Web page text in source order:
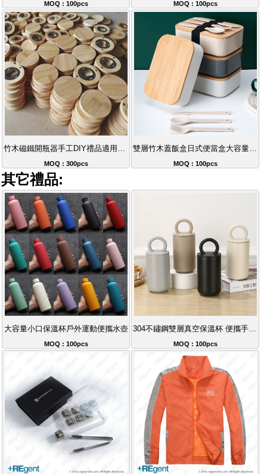
MOQ : 100pcs MOQ : 100pcs
MOQ : 300pcs
雙層竹木蓋飯盒日式便當盒大容量分格便盒
MOQ : 100pcs
其它禮品:
大容量小口保溫杯戶外運動便攜水壺
MOQ : 100pcs
304不鏽鋼雙層真空保溫杯 便攜手提設計 香港熱銷保溫隨行杯推薦
MOQ : 100pcs